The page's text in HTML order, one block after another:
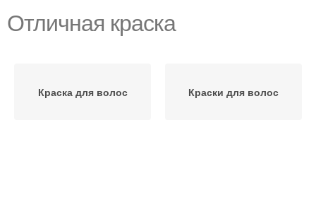
Отличная краска
Краска для волос Краски для волос